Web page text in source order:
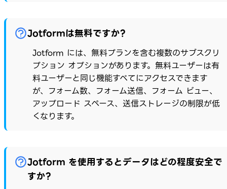
Jotformは無料ですか?
Jotform には、無料プランを含む複数のサブスクリ
プション オプションがあります。無料ユーザーは有
料ユーザーと同じ機能すべてにアクセスできます
が、フォーム数、フォーム送信、フォーム ビュー、
アップロード スペース、送信ストレージの制限が低
くなります。
Jotform を使用するとデータはどの程度安全で
すか?